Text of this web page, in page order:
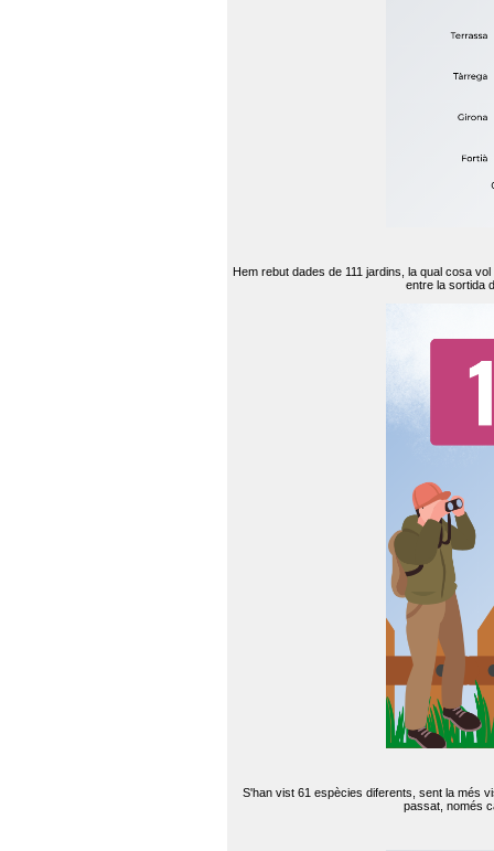
Hem rebut dades de 111 jardins, la qual cosa
entre la sortida
S'han vist 61 espècies diferents, sent la més
passat, només